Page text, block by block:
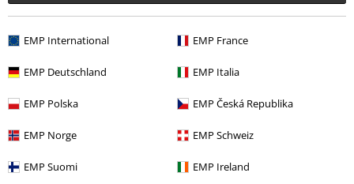
EMP International EMP France
EMP Deutschland EMP Italia
EMP Polska EMP Česká Republika
EMP Norge EMP Schweiz
EMP Suomi EMP Ireland
Comic Star Wars Retro - 77 Star Wars
klänning